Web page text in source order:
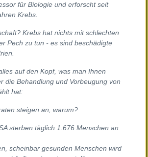
für Biologie und erforscht seit
Krebs.
Krebs hat nichts mit schlechten
Pech zu tun - es sind beschädigte
auf den Kopf, was man Ihnen
die Behandlung und Vorbeugung von
hat:
steigen an, warum?
sterben täglich 1.676 Menschen an
scheinbar gesunden Menschen wird